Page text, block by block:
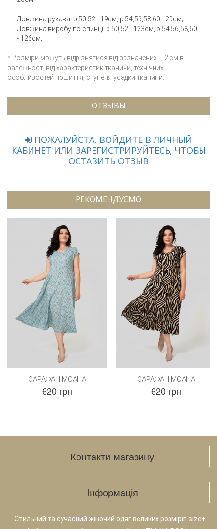
Довжина рукава: р.50,52 - 19см, р.54,56,58,60 - 20см;
Довжина виробу по спинці: р.50,52 - 123см, р.54,56,58,60
- 126см;
* Розміри можуть відрізнятися від зазначених +-2 см в
залежності від характеристик тканини, технічних
особливостей пошиття, ступеня усадки тканини.
ОТЗЫВЫ
ПОЖАЛУЙСТА, ВОЙДИТЕ В ЛИЧНЫЙ
КАБИНЕТ ИЛИ ЗАРЕГИСТРИРУЙТЕСЬ, ЧТОБЫ
ОСТАВИТЬ ОТЗЫВ
РЕКОМЕНДУЄМО
САРАФАН МОАНА
620 грн
САРАФАН МОАНА
620 грн
Контакти магазину
Iнформація
Стильний та сучасний жіночий одяг великих розмірів size+